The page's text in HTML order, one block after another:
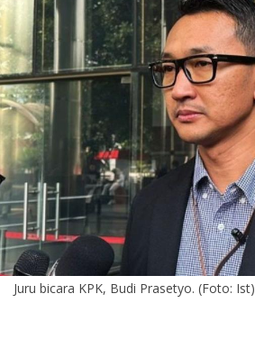
Juru bicara KPK, Budi Prasetyo. (Foto: Ist)